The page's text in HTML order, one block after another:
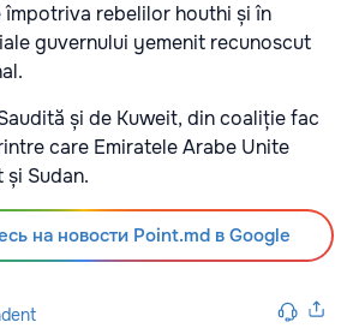
rebelilor houthi și în
guvernului yemenit recunoscut
și de Kuweit, din coaliție fac
care Emiratele Arabe Unite
și Sudan.
на новости Point.md в Google